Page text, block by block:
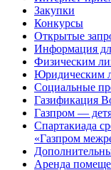
Закупки
Конкурсы
Открытые
Информация
Физическим
Юридическим
Социальные
Газификация
Газпром —
Спартакиада
«Газпром
Аренда